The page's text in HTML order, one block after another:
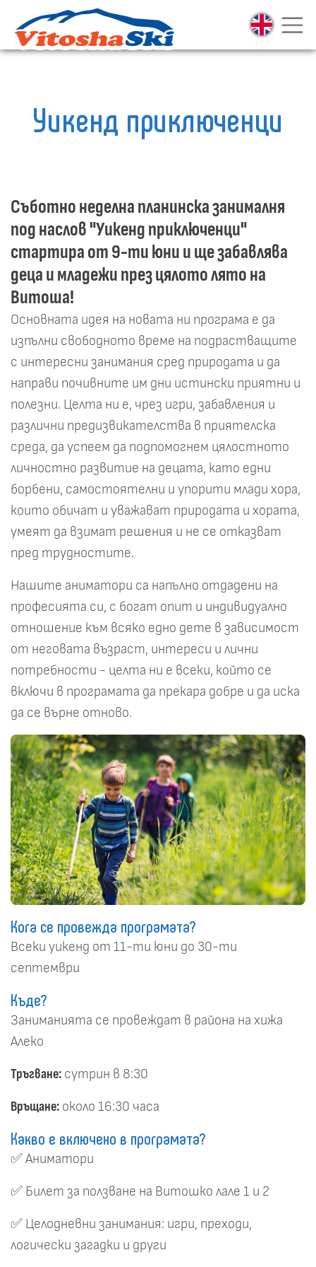
Уикенд приключенци
Съботно неделна планинска занималня
под наслов "Уикенд приключенци"
стартира от 9-ти юни и ще забавлява
деца и младежи през цялото лято на
Витоша!
Основната идея на новата ни програма е да
изпълни свободното време на подрастващите
с интересни занимания сред природата и да
направи почивните им дни истински приятни и
полезни. Целта ни е, чрез игри, забавления и
различни предизвикателства в приятелска
среда, да успеем да подпомогнем цялостното
личностно развитие на децата, като едни
борбени, самостоятелни и упорити млади хора,
които обичат и уважават природата и хората,
умеят да взимат решения и не се отказват
пред трудностите.
Нашите аниматори са напълно отдадени на
професията си, с богат опит и индивидуално
отношение към всяко едно дете в зависимост
от неговата възраст, интереси и лични
потребности - целта ни е всеки, който се
включи в програмата да прекара добре и да иска
да се върне отново.
Кога се провежда програмата?
Всеки уикенд от 11-ти юни до 30-ти
септември
Къде?
Заниманията се провеждат в района на хижа
Алеко
Тръгване: сутрин в 8:30
Връщане: около 16:30 часа
Какво е включено в програмата?
✅ Аниматори
✅ Билет за ползване на Витошко лале 1 и 2
✅ Целодневни занимания: игри, преходи,
логически загадки и други